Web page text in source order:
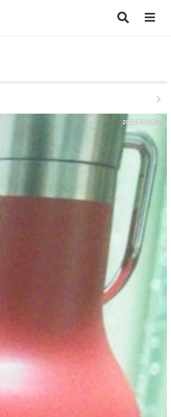
2021年6月9日